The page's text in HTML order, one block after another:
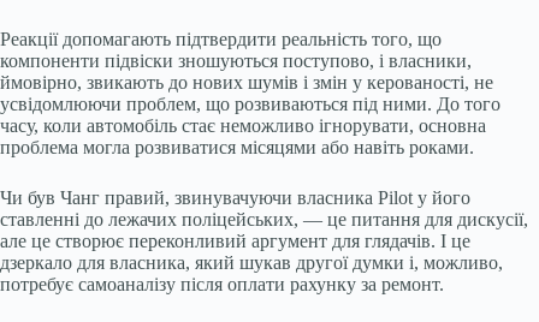
Реакції допомагають підтвердити реальність того, що
компоненти підвіски зношуються поступово, і власники,
ймовірно, звикають до нових шумів і змін у керованості, не
усвідомлюючи проблем, що розвиваються під ними. До того
часу, коли автомобіль стає неможливо ігнорувати, основна
проблема могла розвиватися місяцями або навіть роками.
Чи був Чанг правий, звинувачуючи власника Pilot у його
ставленні до лежачих поліцейських, — це питання для дискусії,
але це створює переконливий аргумент для глядачів. І це
дзеркало для власника, який шукав другої думки і, можливо,
потребує самоаналізу після оплати рахунку за ремонт.